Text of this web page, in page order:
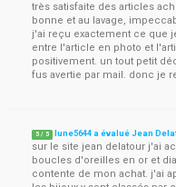
très satisfaite des articles
bonne et au lavage,
j'ai reçu exactement ce que
entre l'article en photo et
positivement. un tout petit
fus avertie par mail. donc je
5 / 5 lune5644 a évalué Jean
sur le site jean delatour j'ai
boucles d'oreilles en or et
contente de mon achat. j'ai